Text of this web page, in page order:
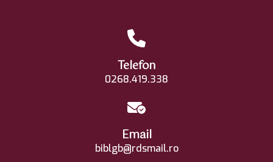
Telefon
0268.419.338
Email
biblgb@rdsmail.ro